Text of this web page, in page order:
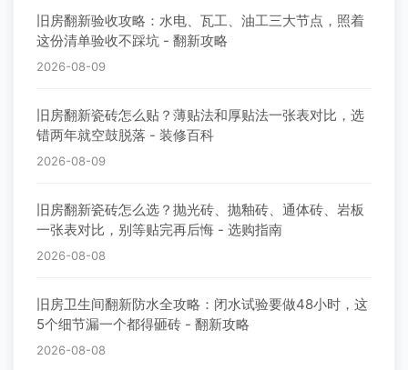
旧房翻新验收攻略：水电、瓦工、油工三大节点，照着
这份清单验收不踩坑 - 翻新攻略
2026-08-09
旧房翻新瓷砖怎么贴？薄贴法和厚贴法一张表对比，选
错两年就空鼓脱落 - 装修百科
2026-08-09
旧房翻新瓷砖怎么选？抛光砖、抛釉砖、通体砖、岩板
一张表对比，别等贴完再后悔 - 选购指南
2026-08-08
旧房卫生间翻新防水全攻略：闭水试验要做48小时，这
5个细节漏一个都得砸砖 - 翻新攻略
2026-08-08